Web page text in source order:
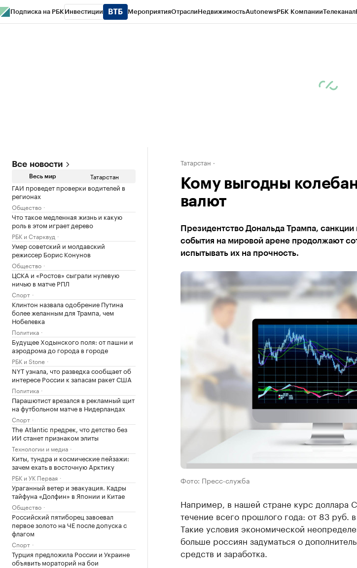
Подписка на РБК Инвестиции МероприятияОтраслиНедвижимостьAutonewsРБК КомпанииТелеканал
Все новости
Весь мир Татарстан
ГАИ проведет проверки водителей в
регионах
Общество
Что такое медленная жизнь и какую
роль в этом играет дерево
РБК и Старквуд
Умер советский и молдавский
режиссер Борис Конунов
Общество
ЦСКА и «Ростов» сыграли нулевую
ничью в матче РПЛ
Спорт
Клинтон назвала одобрение Путина
более желанным для Трампа, чем
Нобелевка
Политика
Будущее Ходынского поля: от пашни и
аэродрома до города в городе
РБК и Stone
NYT узнала, что разведка сообщает об
интересе России к запасам ракет США
Политика
Парашютист врезался в рекламный щит
на футбольном матче в Нидерландах
Спорт
The Atlantic предрек, что детство без
ИИ станет признаком элиты
Технологии и медиа
Киты, тундра и космические пейзажи:
зачем ехать в восточную Арктику
РБК и УК Первая
Ураганный ветер и эвакуация. Кадры
тайфуна «Долфин» в Японии и Китае
Общество
Российский пятиборец завоевал
первое золото на ЧЕ после допуска с
флагом
Спорт
Турция предложила России и Украине
объявить мораторий на бои
Татарстан
Кому выгодны
валют
Президентство Дональда Трампа,
события на мировой арене продолжают
испытывать их на прочность.
Фото: Пресс-служба
Например, в нашей стране курс доллара
течение всего прошлого года: от 83 руб.
Такие условия экономической
больше россиян задуматься о
средств и заработка.